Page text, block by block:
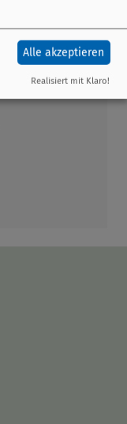
Alle akzeptieren
Realisiert mit Klaro!